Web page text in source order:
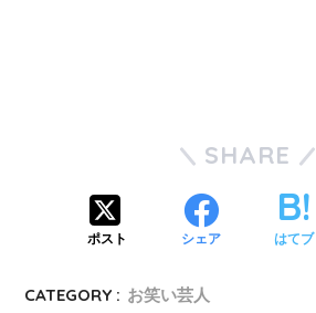
SHARE
ポスト シェア はてブ
CATEGORY : お笑い芸人